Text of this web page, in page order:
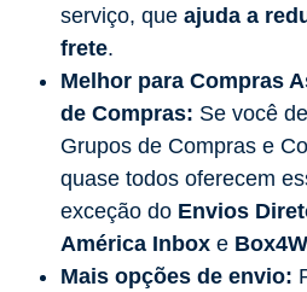
serviço, que ajuda a
frete.
Melhor para Compras
de Compras: Se você
Grupos de Compras e
quase todos oferecem
exceção do Envios
América Inbox e
Mais opções de envio: